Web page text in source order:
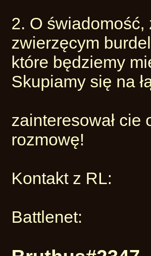
2. O
zwierzęcym
które będziemy
Skupiamy się na
zainteresował cie
rozmowę!
Kontakt z RL:
Battlenet: